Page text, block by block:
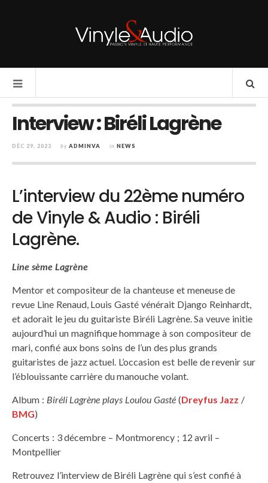
Interview : Biréli Lagrène
DÉC 29, 2023 by ADMINVA in NEWS
L’interview du 22ème numéro
de Vinyle & Audio : Biréli
Lagrène.
Line sème Lagrène
Mentor et compositeur de la chanteuse et meneuse de
revue Line Renaud, Louis Gasté vénérait Django Reinhardt,
et adorait le jeu du guitariste Biréli Lagrène. Sa veuve initie
aujourd’hui un magnifique hommage à son compositeur de
mari, confié aux bons soins de l’un des plus grands
guitaristes de jazz actuel. L’occasion est belle de revenir sur
l’éblouissante carrière du manouche volant.
Album : Biréli Lagrène plays Loulou Gasté(Dreyfus Jazz /
BMG)
Concerts : 3 décembre – Montmorency ; 12 avril –
Montpellier
Retrouvez l’interview de Biréli Lagrène qui s’est confié à